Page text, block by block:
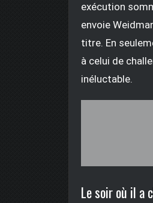
exécution
envoie
titre. En
à celui de
inéluctable.
Le soir où il a